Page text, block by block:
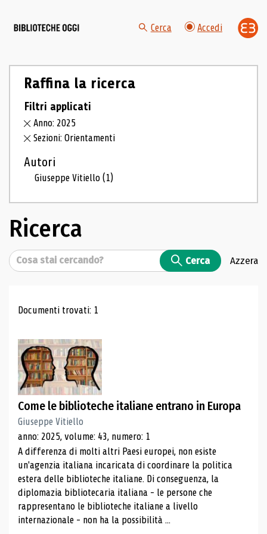
Cerca Accedi
Raffina la ricerca
Filtri applicati
Anno: 2025
Sezioni: Orientamenti
Autori
Giuseppe Vitiello(1)
Ricerca
Cerca Cerca Azzera
Risultati di ricerca
Documenti trovati: 1
Come le biblioteche italiane entrano in Europa
Giuseppe Vitiello
anno: 2025, volume: 43, numero: 1
A differenza di molti altri Paesi europei, non esiste
un'agenzia italiana incaricata di coordinare la politica
estera delle biblioteche italiane. Di conseguenza, la
diplomazia bibliotecaria italiana - le persone che
rappresentano le biblioteche italiane a livello
internazionale - non ha la possibilità ...